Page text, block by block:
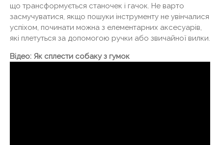
що трансформується станочек і гачок. Не варто
засмучуватися, якщо пошуки інструменту не увінчалися
успіхом, починати можна з елементарних аксесуарів,
які плетуться за допомогою ручки або звичайної вилки.
Відео: Як сплести собаку з гумок